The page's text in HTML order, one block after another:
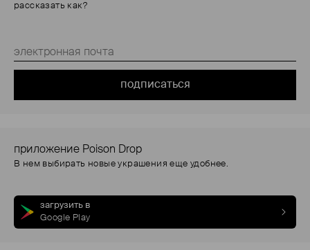
рассказать как?
подписаться
приложение Poison Drop
В нем выбирать новые украшения еще удобнее.
загрузить в
Google Play